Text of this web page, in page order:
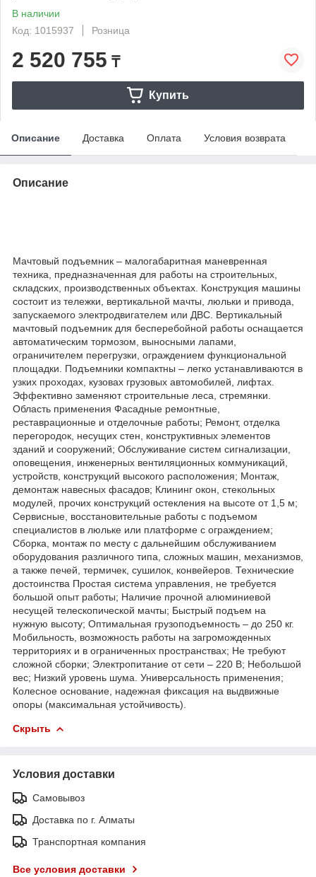
В наличии
Код: 1015937
Розница
2 520 755 ₸
Купить
Описание Доставка Оплата Условия возврата
Описание
Мачтовый подъемник – малогабаритная маневренная
техника, предназначенная для работы на строительных,
складских, производственных объектах. Конструкция машины
состоит из тележки, вертикальной мачты, люльки и привода,
запускаемого электродвигателем или ДВС. Вертикальный
мачтовый подъемник для бесперебойной работы оснащается
автоматическим тормозом, выносными лапами,
ограничителем перегрузки, ограждением функциональной
площадки. Подъемники компактны – легко устанавливаются в
узких проходах, кузовах грузовых автомобилей, лифтах.
Эффективно заменяют строительные леса, стремянки.
Область применения Фасадные ремонтные,
реставрационные и отделочные работы; Ремонт, отделка
перегородок, несущих стен, конструктивных элементов
зданий и сооружений; Обслуживание систем сигнализации,
оповещения, инженерных вентиляционных коммуникаций,
устройств, конструкций высокого расположения; Монтаж,
демонтаж навесных фасадов; Клининг окон, стекольных
модулей, прочих конструкций остекления на высоте от 1,5 м;
Сервисные, восстановительные работы с подъемом
специалистов в люльке или платформе с ограждением;
Сборка, монтаж по месту с дальнейшим обслуживанием
оборудования различного типа, сложных машин, механизмов,
а также печей, термичек, сушилок, конвейеров. Технические
достоинства Простая система управления, не требуется
большой опыт работы; Наличие прочной алюминиевой
несущей телескопической мачты; Быстрый подъем на
нужную высоту; Оптимальная грузоподъемность – до 250 кг.
Мобильность, возможность работы на загроможденных
территориях и в ограниченных пространствах; Не требуют
сложной сборки; Электропитание от сети – 220 В; Небольшой
вес; Низкий уровень шума. Универсальность применения;
Колесное основание, надежная фиксация на выдвижные
опоры (максимальная устойчивость).
Скрыть
Условия доставки
Самовывоз
Доставка по г. Алматы
Транспортная компания
Все условия доставки